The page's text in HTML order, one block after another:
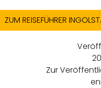
ZUM REISEFÜHRER
Zur